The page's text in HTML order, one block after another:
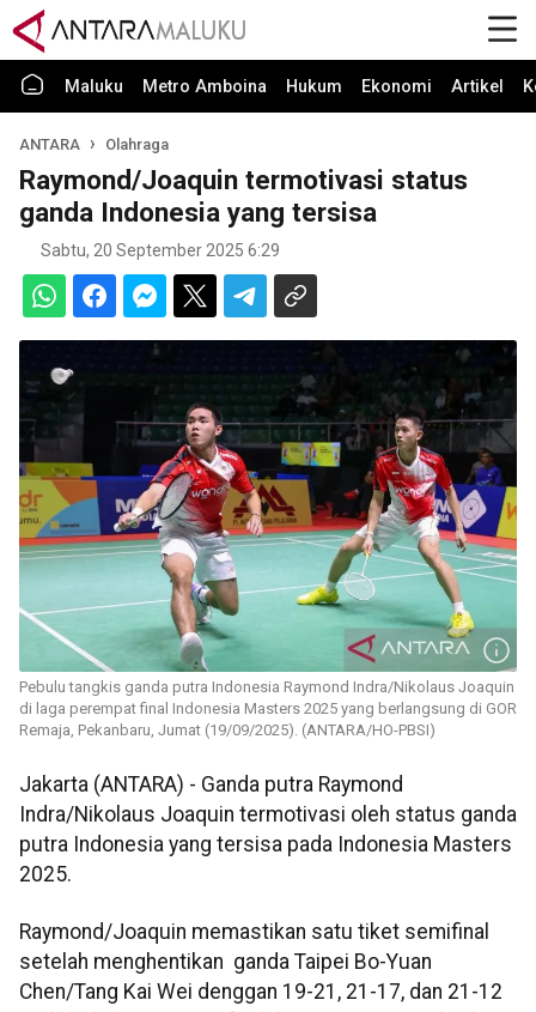
Maluku Metro Amboina Hukum Ekonomi Artikel
ANTARA Olahraga
Raymond/Joaquin termotivasi status
ganda Indonesia yang tersisa
Sabtu, 20 September 2025 6:29
Pebulu tangkis ganda putra Indonesia Raymond Indra/Nikolaus Joaquin
di laga perempat final Indonesia Masters 2025 yang berlangsung di GOR
Remaja, Pekanbaru, Jumat (19/09/2025). (ANTARA/HO-PBSI)
Jakarta (ANTARA) - Ganda putra Raymond
Indra/Nikolaus Joaquin termotivasi oleh status ganda
putra Indonesia yang tersisa pada Indonesia Masters
2025.
Raymond/Joaquin memastikan satu tiket semifinal
setelah menghentikan ganda Taipei Bo-Yuan
Chen/Tang Kai Wei denggan 19-21, 21-17, dan 21-12